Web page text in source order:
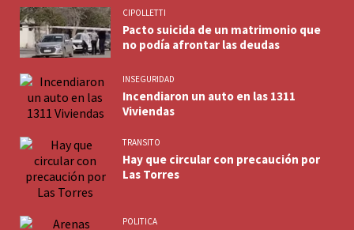
CIPOLLETTI
Pacto suicida de un matrimonio que
no podía afrontar las deudas
INSEGURIDAD
Incendiaron un auto en las 1311
Viviendas
TRANSITO
Hay que circular con precaución por
Las Torres
POLITICA